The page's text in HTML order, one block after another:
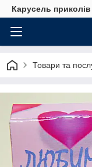
Карусель приколів
Товари та